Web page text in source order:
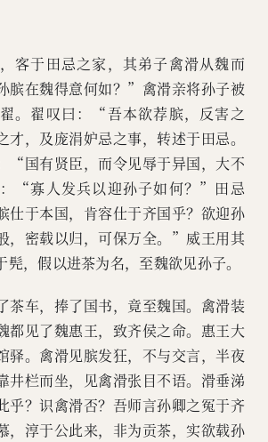
客于田忌之家，其弟子禽滑从魏而
膑在魏得意何如？”禽滑亲将孙子被
。翟叹曰：“吾本欲荐膑，反害之
，及庞涓妒忌之事，转述于田忌。
“国有贤臣，而令见辱于异国，大不
“寡人发兵以迎孙子如何？”田忌
仕于本国，肯容仕于齐国乎？欲迎孙
，密载以归，可保万全。”威王用其
，假以进茶为名，至魏欲见孙子。
茶车，捧了国书，竟至魏国。禽滑装
都见了魏惠王，致齐侯之命。惠王大
驿。禽滑见膑发狂，不与交言，半夜
井栏而坐，见禽滑张目不语。滑垂涕
乎？识禽滑否？吾师言孙卿之冤于齐
，淳于公此来，非为贡茶，实欲载孙